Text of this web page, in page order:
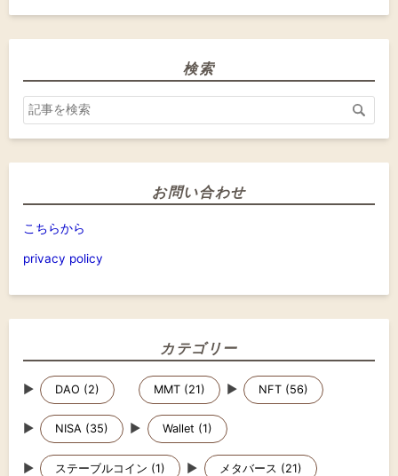
検索
お問い合わせ
こちらから
privacy policy
カテゴリー
▶ DAO (2) MMT (21) ▶ NFT (56)
▶ NISA (35) ▶ Wallet (1)
▶ ステーブルコイン (1) ▶ メタバース (21)